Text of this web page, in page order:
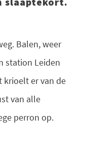
Balen, weer
station Leiden
krioelt er van de
van alle
perron op.